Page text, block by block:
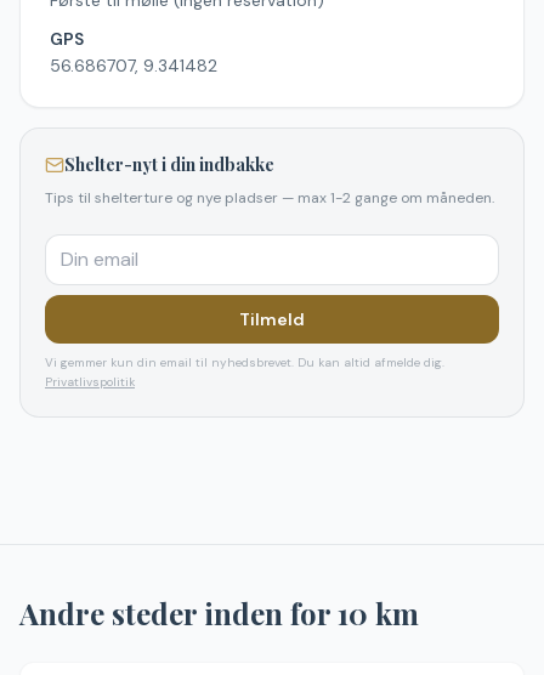
GPS
56.686707, 9.341482
Shelter-nyt i din indbakke
Tips til shelterture og nye pladser — max 1-2 gange om måneden.
Tilmeld
Vi gemmer kun din email til nyhedsbrevet. Du kan altid afmelde dig.
Privatlivspolitik
Andre steder inden for10 km